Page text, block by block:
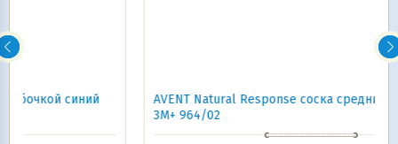
AVENT Natural Response соска средний поток 2 шт.